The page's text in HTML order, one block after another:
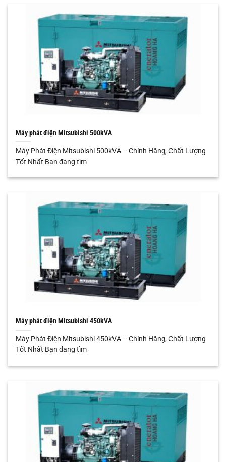
Máy phát điện Mitsubishi 500kVA
Máy Phát Điện Mitsubishi 500kVA – Chính Hãng, Chất Lượng
Tốt Nhất Bạn đang tìm
Máy phát điện Mitsubishi 450kVA
Máy Phát Điện Mitsubishi 450kVA – Chính Hãng, Chất Lượng
Tốt Nhất Bạn đang tìm